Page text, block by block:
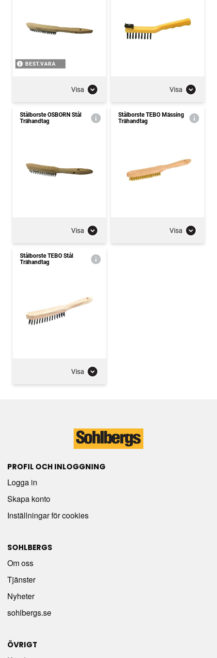
BEST.VARA
Visa Visa
Stålborste OSBORN Stål
Trähandtag
Visa
Stålborste TEBO Mässing
Trähandtag
Visa
Stålborste TEBO Stål
Trähandtag
Visa
PROFIL OCH INLOGGNING
Logga in
Skapa konto
Inställningar för cookies
SOHLBERGS
Om oss
Tjänster
Nyheter
sohlbergs.se
ÖVRIGT